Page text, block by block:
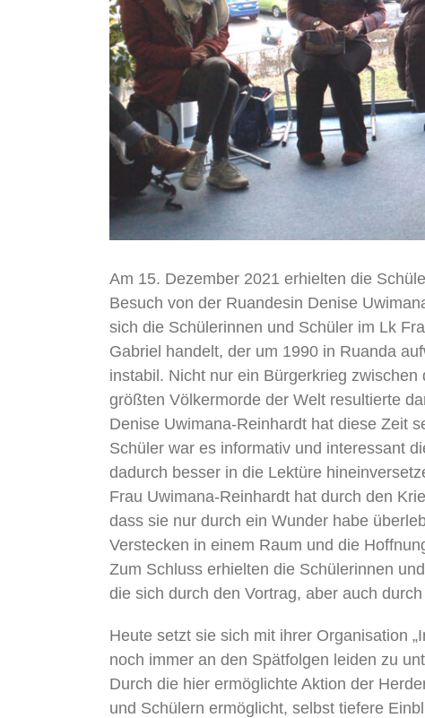
Am 15. Dezember 2021 erhielten die
Besuch von der Ruandesin Denise
sich die Schülerinnen und Schüler im Lk
Gabriel handelt, der um 1990 in Ruanda
instabil. Nicht nur ein Bürgerkrieg zwischen
größten Völkermorde der Welt resultierte
Denise Uwimana-Reinhardt hat diese Zeit
Schüler war es informativ und interessant
dadurch besser in die Lektüre
Frau Uwimana-Reinhardt hat durch den
dass sie nur durch ein Wunder habe
Verstecken in einem Raum und die
Zum Schluss erhielten die Schülerinnen
die sich durch den Vortrag, aber auch
Heute setzt sie sich mit ihrer Organisation
noch immer an den Spätfolgen leiden zu
Durch die hier ermöglichte Aktion der
und Schülern ermöglicht, selbst tiefere